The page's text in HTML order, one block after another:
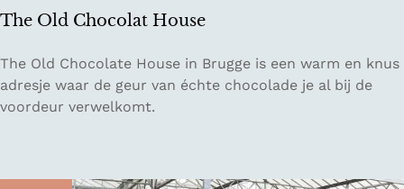
e
e
r
i
The Old Chocolat House
T
h
e
The Old Chocolate House in Brugge is een warm en knus
adresje waar de geur van échte chocolade je al bij de
voordeur verwelkomt.